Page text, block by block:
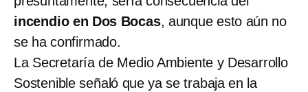
incendio en Dos Bocas, aunque esto aún no
se ha confirmado.
La Secretaría de Medio Ambiente y Desarrollo
Sostenible señaló que ya se trabaja en la